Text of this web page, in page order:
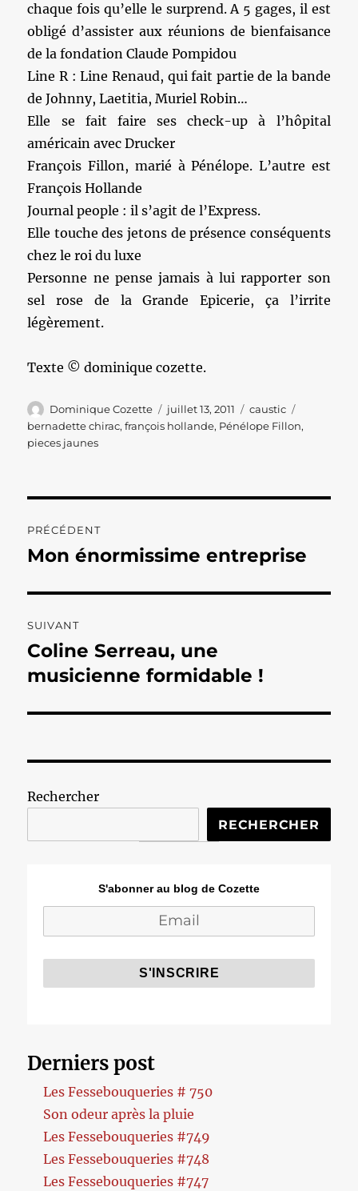
chaque fois qu’elle le surprend. A 5 gages, il est
obligé d’assister aux réunions de bienfaisance
de la fondation Claude Pompidou
Line R : Line Renaud, qui fait partie de la bande
de Johnny, Laetitia, Muriel Robin…
Elle se fait faire ses check-up à l’hôpital
américain avec Drucker
François Fillon, marié à Pénélope. L’autre est
François Hollande
Journal people : il s’agit de l’Express.
Elle touche des jetons de présence conséquents
chez le roi du luxe
Personne ne pense jamais à lui rapporter son
sel rose de la Grande Epicerie, ça l’irrite
légèrement.
Texte © dominique cozette.
Auteur
Dominique Cozette
Publié
le
juillet 13, 2011 Catégories
caustic
bernadette chirac,françois hollande, Pénélope Fillon,
pieces jaunes
de
PRÉCÉDENT
Publication
Mon énormissime entreprise
SUIVANT
Publication
suivante :
Coline Serreau, une
musicienne formidable !
Rechercher
RECHERCHER
S'abonner au blog de Cozette
Derniers post
Les Fessebouqueries # 750
Son odeur après la pluie
Les Fessebouqueries #749
Les Fessebouqueries #748
Les Fessebouqueries #747